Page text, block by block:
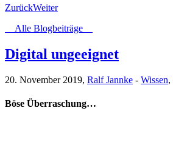
ZurückWeiter
Alle Blogbeiträge
Digital ungeeignet
20. November 2019, Ralf Jannke - Wissen,
Böse Überraschung…